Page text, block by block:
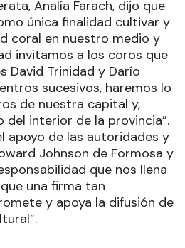
Analía Farach, dijo que
única finalidad cultivar y
coral en nuestro medio y
invitamos a los coros que
David Trinidad y Darío
sucesivos, haremos lo
de nuestra capital y,
del interior de la provincia”.
apoyo de las autoridades y
Johnson de Formosa y
que nos llena
una firma tan
y apoya la difusión de